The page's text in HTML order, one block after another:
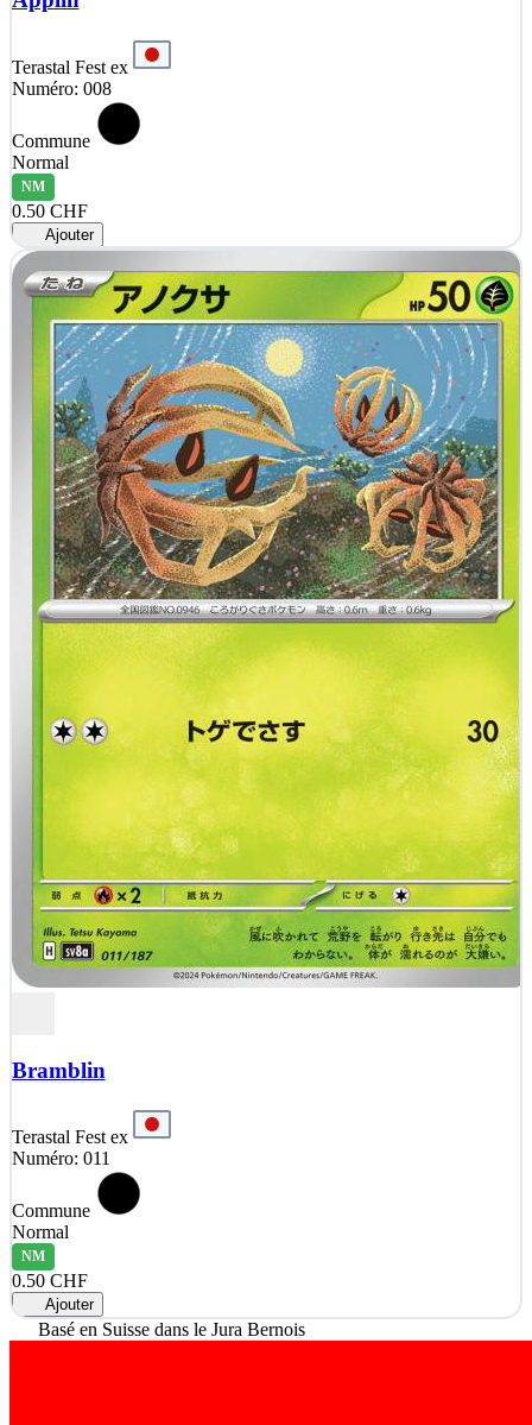
Terastal Fest ex
Numéro: 008
Commune
Normal
NM
0.50 CHF
Ajouter
Bramblin
Terastal Fest ex
Numéro: 011
Commune
Normal
NM
0.50 CHF
Ajouter
Basé en Suisse dans le Jura Bernois